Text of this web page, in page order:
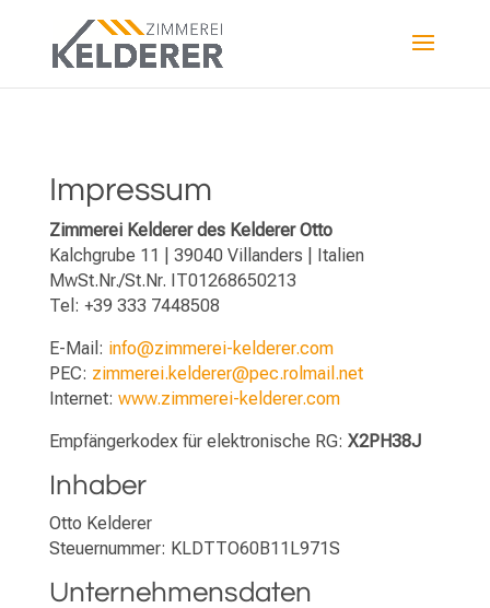
Impressum
Zimmerei Kelderer des Kelderer Otto
Kalchgrube 11 | 39040 Villanders | Italien
MwSt.Nr./St.Nr. IT01268650213
Tel: +39 333 7448508
E-Mail: info@zimmerei-kelderer.com
PEC: zimmerei.kelderer@pec.rolmail.net
Internet: www.zimmerei-kelderer.com
Empfängerkodex für elektronische RG: X2PH38J
Inhaber
Otto Kelderer
Steuernummer: KLDTTO60B11L971S
Unternehmensdaten